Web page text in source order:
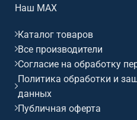
Наш MAX
Каталог товаров
Все производители
Согласие на обработку
Политика обработки и
данных
Публичная оферта